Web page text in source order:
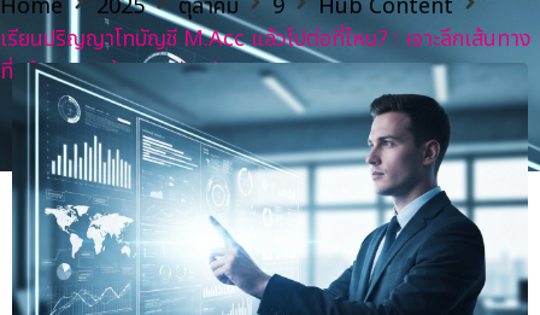
Home 2025 ตุลาคม 9
Hub Content
เรียนปริญญาโทบัญชี M.Acc แล้วไปต่อที่ไหน? : เจาะลึกเส้นทาง
ที่ปรึกษาทางด้านการบัญชีและการเงิน